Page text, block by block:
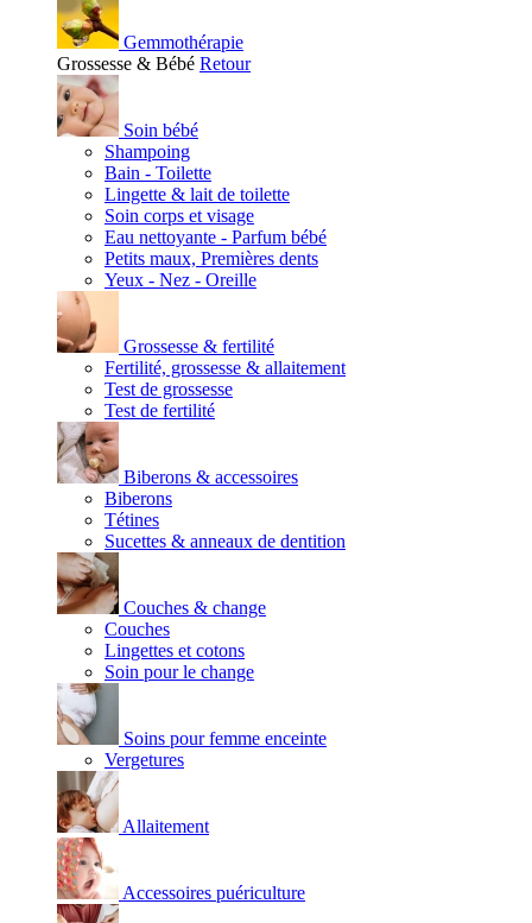
Gemmothérapie
Grossesse & Bébé Retour
Soin bébé
Shampoing
Bain - Toilette
Lingette & lait de toilette
Soin corps et visage
Eau nettoyante - Parfum bébé
Petits maux, Premières dents
Yeux - Nez - Oreille
Grossesse & fertilité
Fertilité, grossesse & allaitement
Test de grossesse
Test de fertilité
Biberons & accessoires
Biberons
Tétines
Sucettes & anneaux de dentition
Couches & change
Couches
Lingettes et cotons
Soin pour le change
Soins pour femme enceinte
Vergetures
Allaitement
Accessoires puériculture